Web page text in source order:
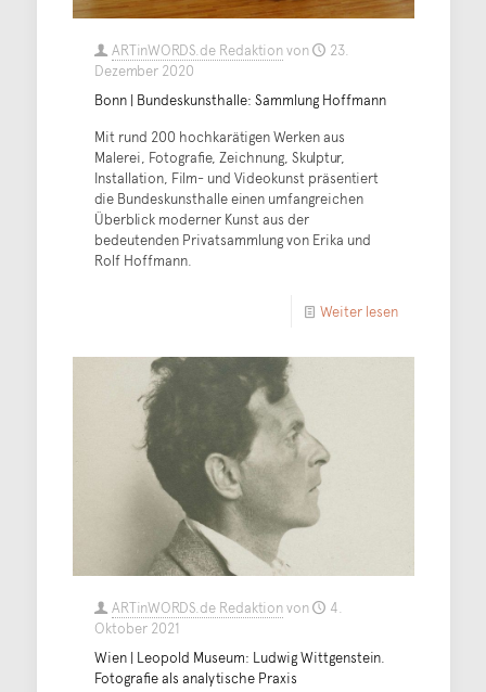
ARTinWORDS.de Redaktionvon
23.
Dezember 2020
Bonn | Bundeskunsthalle: Sammlung Hoffmann
Mit rund 200 hochkarätigen Werken aus
Malerei, Fotografie, Zeichnung, Skulptur,
Installation, Film- und Videokunst präsentiert
die Bundeskunsthalle einen umfangreichen
Überblick moderner Kunst aus der
bedeutenden Privatsammlung von Erika und
Rolf Hoffmann.
Weiter lesen
ARTinWORDS.de Redaktionvon
4.
Oktober 2021
Wien | Leopold Museum: Ludwig Wittgenstein.
Fotografie als analytische Praxis